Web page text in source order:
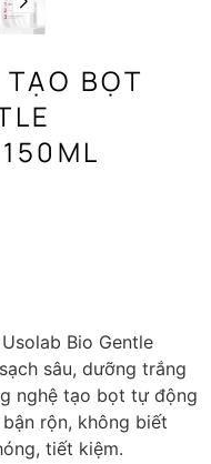
BỌT
Bio Gentle
sâu, dưỡng trắng
nghệ tạo bọt tự động
rộn, không biết
tiết kiệm.